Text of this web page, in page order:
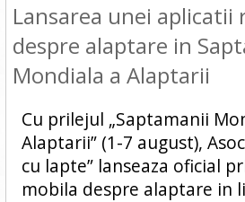
Lansarea unei aplicatii
despre alaptare in
Mondiala a Alaptarii
Cu prilejul „Saptamanii
Alaptarii” (1-7 august),
cu lapte” lanseaza oficial
mobila despre alaptare in